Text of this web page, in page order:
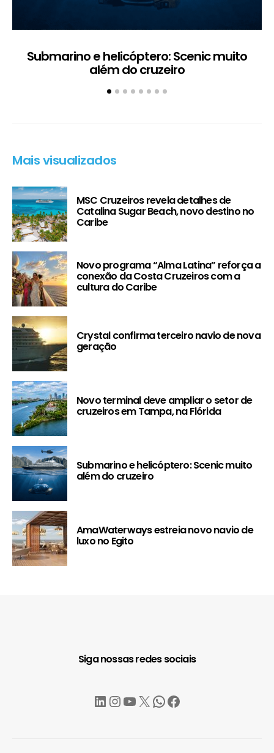
Submarino e helicóptero: Scenic muito
além do cruzeiro
Mais visualizados
MSC Cruzeiros revela detalhes de
Catalina Sugar Beach, novo destino no
Caribe
Novo programa “Alma Latina” reforça a
conexão da Costa Cruzeiros com a
cultura do Caribe
Crystal confirma terceiro navio de nova
geração
Novo terminal deve ampliar o setor de
cruzeiros em Tampa, na Flórida
Submarino e helicóptero: Scenic muito
além do cruzeiro
AmaWaterways estreia novo navio de
luxo no Egito
Siga nossas redes sociais
LinkedIn
Instagram
YouTube
X WhatsApp
Facebook